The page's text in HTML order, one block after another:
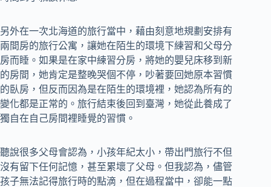
另外在一次北海道的旅行當中，藉由刻意地規劃安排有
兩間房的旅行公寓，讓她在陌生的環境下練習和父母分
房而睡。如果是在家中練習分房，將她的嬰兒床移到新
的房間，她肯定是整晚哭個不停，吵著要回她原本習慣
的臥房，但反而因為是在陌生的環境裡，她認為所有的
變化都是正常的。旅行結束後回到臺灣，她從此養成了
獨自在自己房間裡睡覺的習慣。
聽說很多父母會認為，小孩年紀太小，帶出門旅行不但
沒有留下任何記憶，甚至累壞了父母。但我認為，儘管
孩子無法記得旅行時的點滴，但在過程當中，卻能一點